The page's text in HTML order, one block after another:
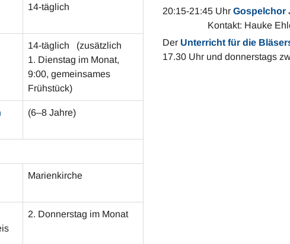
14-täglich
14-täglich
(zusätzlich
1. Dienstag im Monat,
9:00, gemeinsames
Frühstück)
(6–8 Jahre)
Marienkirche
2. Donnerstag im Monat
20:15-21:45 Uhr Gospelchor
Kontakt: Hauke Ehlers,
Der Unterricht für die
17.30 Uhr und donnerstags